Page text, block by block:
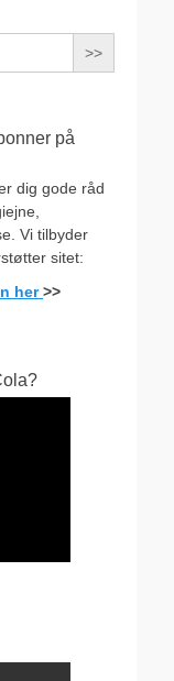
på
dig gode råd
Vi tilbyder
sitet:
her>>